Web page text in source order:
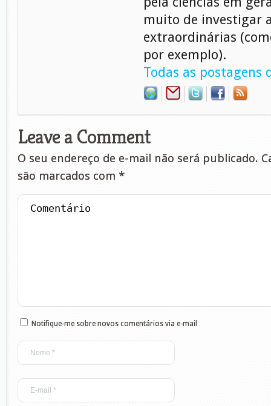
muito de investigar
extraordinárias
por exemplo).
Todas as postagens
Leave a Comment
O seu endereço de e-mail não será publicado.
são marcados com *
Notifique-me sobre novos comentários via e-mail